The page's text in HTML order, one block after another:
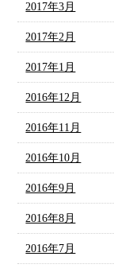
2017年3月
2017年2月
2017年1月
2016年12月
2016年11月
2016年10月
2016年9月
2016年8月
2016年7月